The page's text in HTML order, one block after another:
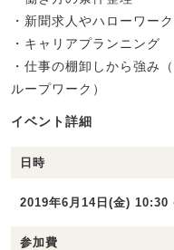
・新聞求人やハローワー
・キャリアプランニング
・仕事の棚卸しから強み
ループワーク）
イベント詳細
日時
2019年6月14日(金) 10:30
参加費